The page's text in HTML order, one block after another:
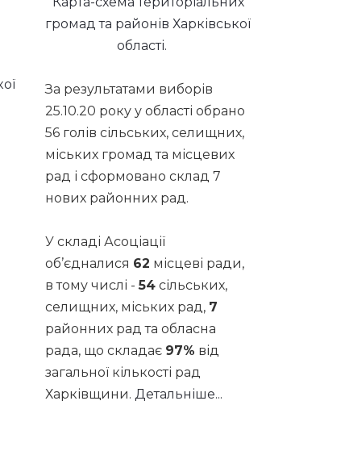
громад та районів Харківської
області.
За результатами виборів
25.10.20 року у області обрано
56 голів сільських, селищних,
міських громад та місцевих
рад і сформовано склад 7
нових районних рад.
У складі Асоціації
об’єдналися 62 місцеві ради,
в тому числі -54 сільських,
селищних, міських рад, 7
районних рад та обласна
рада, що складає 97% від
загальної кількості рад
Харківщини. Детальніше...